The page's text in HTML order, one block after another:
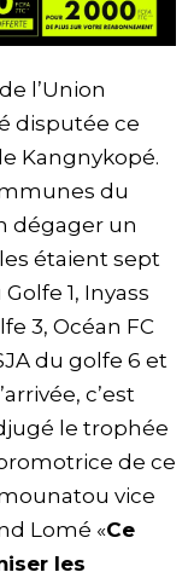
l’Union
disputée ce
Kangnykopé.
du
dégager un
étaient sept
1, Inyass
3, Océan FC
du golfe 6 et
c’est
le trophée
de ce
vice
Lomé «Ce
les